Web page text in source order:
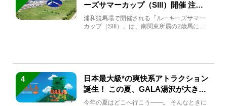
ーズサマーカップ（SIII）開催 注目
馬と見どころをチェック
浦和競馬場で開催される「ルーキーズサマー
カップ（SIII）」は、南関東所属の2歳馬によ
4
日本最大級*の爽快系アトラクション
誕生！ この夏、GALA湯沢が大きく
生まれ変わる
今年の夏はどこへ行こう――。 そんなときに